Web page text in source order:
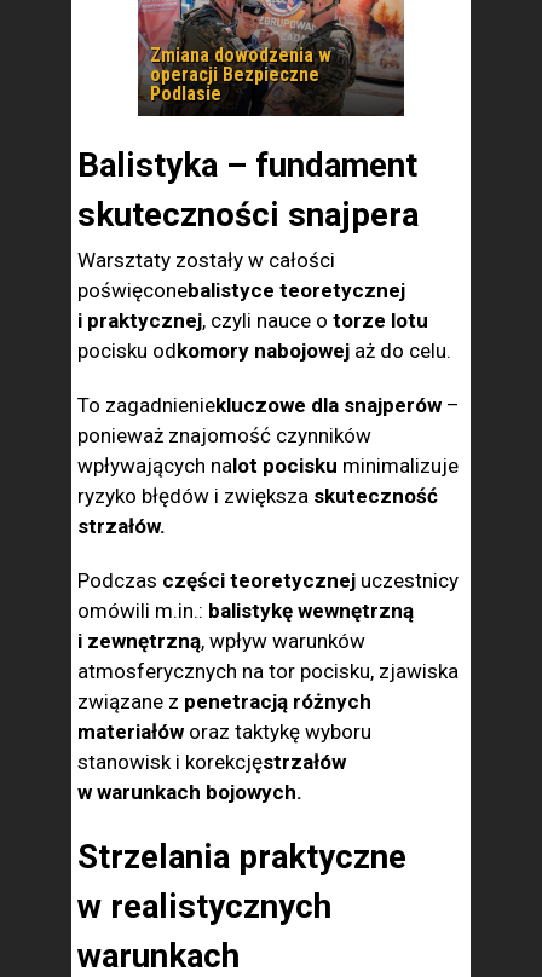
Zmiana dowodzenia w
operacji Bezpieczne
Podlasie
Balistyka – fundament
skuteczności snajpera
Warsztaty zostały w całości
poświęconebalistyce teoretycznej
i praktycznej, czyli nauce o torze lotu
pocisku odkomory nabojowej aż do celu.
To zagadnieniekluczowe dla snajperów –
ponieważ znajomość czynników
wpływających nalot pocisku minimalizuje
ryzyko błędów i zwiększa skuteczność
strzałów.
Podczas części teoretycznej uczestnicy
omówili m.in.: balistykę wewnętrzną
i zewnętrzną, wpływ warunków
atmosferycznych na tor pocisku, zjawiska
związane z penetracją różnych
materiałów oraz taktykę wyboru
stanowisk i korekcjęstrzałów
w warunkach bojowych.
Strzelania praktyczne
w realistycznych
warunkach